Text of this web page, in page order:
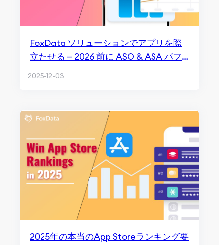
FoxData ソリューションでアプリを際
立たせる — 2026 前に ASO & ASA パフ
2025-12-03
2025年の本当のApp Storeランキング要